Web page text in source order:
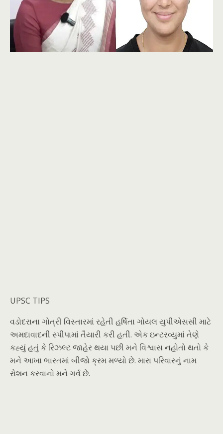
UPSC TIPS
વડોદરાના ગોત્રી વિસ્તારમાં રહેતી હર્ષિતા ગોયલ યુપીએસસી માટે
અમદાવાદની સ્પીપામાં તૈયારી કરી હતી. એક ઇન્ટરવ્યુમાં તેણે
કહ્યું હતું કે રિઝલ્ટ જાહેર થયા પછી મને વિશ્વાસ નહોતો થતો કે
મને આખા ભારતમાં બીજો ક્રમ મળ્યો છે. મારા પરિવારનું નામ
રોશન કરવાનો મને ગર્વ છે.